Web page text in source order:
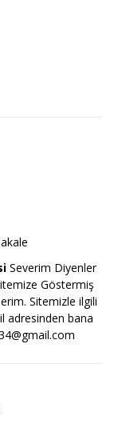
Severim Diyenler
Göstermiş
Sitemizle ilgili
adresinden bana